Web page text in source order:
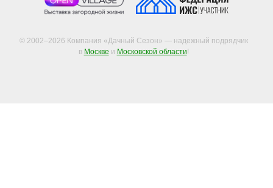
© 2002–2026 Компания «Дачный Сезон» — надежный подрядчик
в Москве и Московской области!